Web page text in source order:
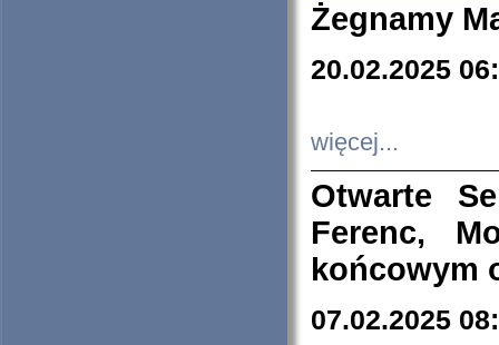
Żegnamy
20.02.2025
więcej...
Otwarte
Ferenc,
końcowym
07.02.2025